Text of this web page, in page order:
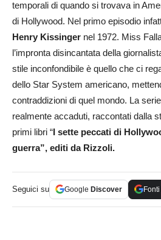
temporali di quando si trovava in
di Hollywood. Nel primo episodio
Henry Kissinger nel 1972. Miss
l’impronta disincantata della
stile inconfondibile è quello che ci
dello Star System americano,
contraddizioni di quel mondo. La
realmente accaduti, raccontati dalla
primi libri “I sette peccati di
guerra”, editi da Rizzoli.
Seguici su Google Discover Fonti